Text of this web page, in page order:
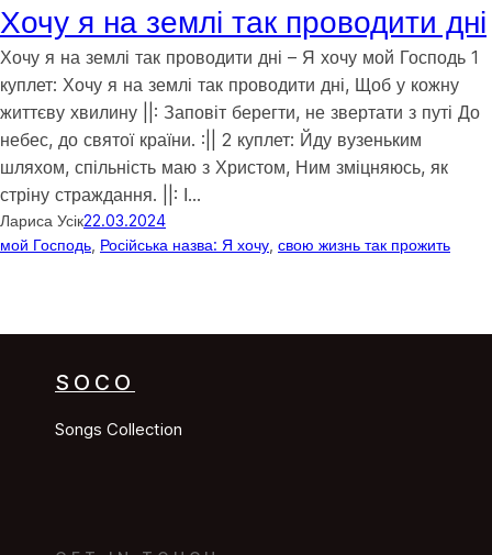
Хочу я на землі так проводити дні
Хочу я на землі так проводити дні – Я хочу мой Господь 1
куплет: Хочу я на землі так проводити дні, Щоб у кожну
життєву хвилину ||: Заповіт берегти, не звертати з путі До
небес, до святої країни. :|| 2 куплет: Йду вузеньким
шляхом, спільність маю з Христом, Ним зміцняюсь, як
стріну страждання. ||: І…
Лариса Усік22.03.2024
мой Господь Російська назва: Я хочу свою жизнь так прожить
SOCO
Songs Collection